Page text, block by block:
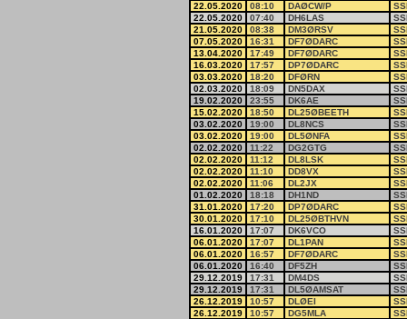
22.05.2020
08:10 DAØCW/P
22.05.2020
07:40 DH6LAS
21.05.2020
08:38 DM3ØRSV
07.05.2020
16:31 DF7ØDARC
13.04.2020
17:49 DF7ØDARC
16.03.2020
17:57 DP7ØDARC
03.03.2020
18:20 DFØRN
02.03.2020
18:09 DN5DAX
19.02.2020
23:55 DK6AE
15.02.2020
18:50 DL25ØBEETH
03.02.2020
19:00 DL8NCS
03.02.2020
19:00 DL5ØNFA
02.02.2020
11:22 DG2GTG
02.02.2020
11:12 DL8LSK
02.02.2020
11:10 DD8VX
02.02.2020
11:06 DL2JX
01.02.2020
18:18 DH1ND
31.01.2020
17:20 DP7ØDARC
30.01.2020
17:10 DL25ØBTHVN
16.01.2020
17:07 DK6VCO
06.01.2020
17:07 DL1PAN
06.01.2020
16:57 DF7ØDARC
06.01.2020
16:40 DF5ZH
29.12.2019
17:31 DM4DS
29.12.2019
17:31 DL5ØAMSAT
26.12.2019
10:57 DLØEI
26.12.2019
10:57 DG5MLA